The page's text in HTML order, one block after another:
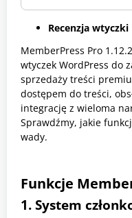
Recenzja
MemberPress Pro
wtyczek WordPress do
sprzedaży treści
dostępem do treści,
integrację z wieloma
Sprawdźmy, jakie
wady.
Funkcje
1. System